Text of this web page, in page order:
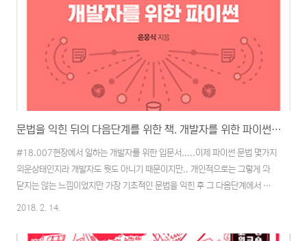
문법을 익힌 뒤의 다음단계를 위한 책. 개발자를 위한 파이썬을 읽어 봤다.
#18.007현장에서 일하는 개발자를 위한 입문서.....이제 파이썬 문법 몇가지
외운상태인지라 개발자도 뭣도 아니기 때문이지만.. 개인적으로는 그렇게 와
닫지는 않는 느낌이었지만 가장 기초적인 문법을 익힌 후 그 다음단계에서 할
수 있는 것들에 어떤 것들이 있는지 어떤식으로 발전 시켜 나갈 수 있는지를 알
다루는 내용은 아래와 같았다. 오 이런것도 가능하구나 하는 생각에 만들어질
2018. 2. 14.